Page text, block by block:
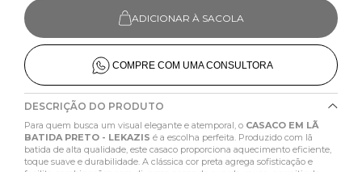
ADICIONAR À SACOLA
COMPRE COM UMA CONSULTORA
DESCRIÇÃO DO PRODUTO
Para quem busca um visual elegante e atemporal, o CASACO EM LÃ
BATIDA PRETO - LEKAZIS é a escolha perfeita. Produzido com lã
batida de alta qualidade, este casaco proporciona aquecimento eficiente,
toque suave e durabilidade. A clássica cor preta agrega sofisticação e